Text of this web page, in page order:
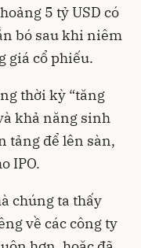
5 tỷ USD có
bó sau khi niêm
giá cổ phiếu.
thời kỳ “tăng
khả năng sinh
tảng để lên sàn,
IPO.
chúng ta thấy
về các công ty